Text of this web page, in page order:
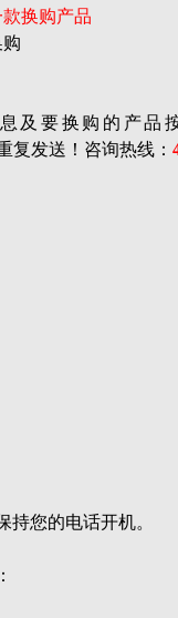
换购产品
及要换购的产品
复发送！咨询热线：
持您的电话开机。